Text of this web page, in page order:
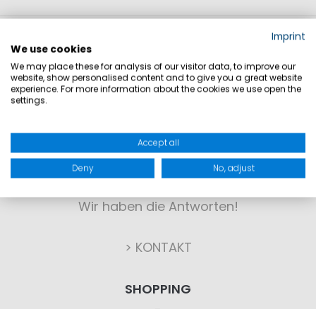
KONTAKT
Wir haben die Antworten!
> KONTAKT
SHOPPING
Imprint
We use cookies
We may place these for analysis of our visitor data, to improve our
website, show personalised content and to give you a great website
experience. For more information about the cookies we use open the
settings.
Accept all
Deny No, adjust